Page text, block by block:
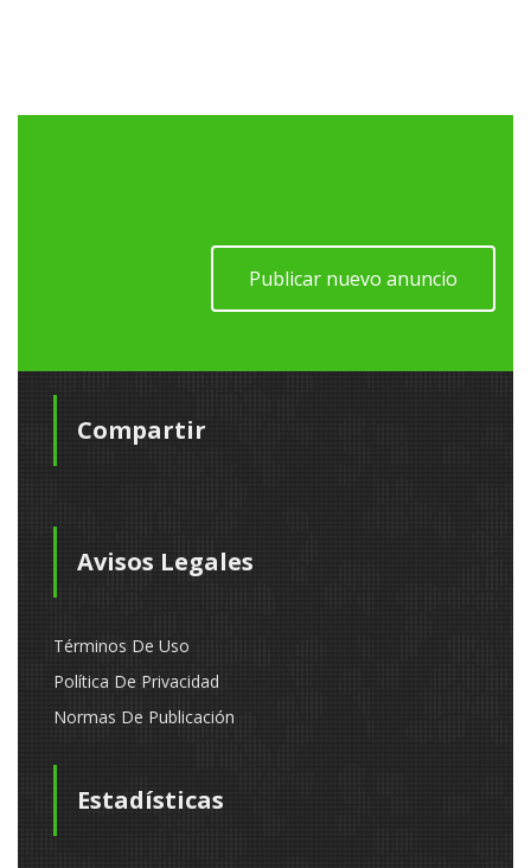
Publicar nuevo anuncio
Compartir
Avisos Legales
Términos De Uso
Política De Privacidad
Normas De Publicación
Estadísticas